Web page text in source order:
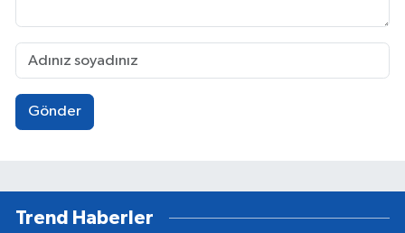
Gönder
Trend Haberler